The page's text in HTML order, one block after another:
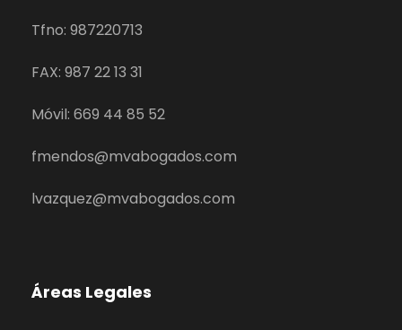
Tfno: 987220713
FAX: 987 22 13 31
Móvil: 669 44 85 52
fmendos@mvabogados.com
lvazquez@mvabogados.com
Áreas Legales